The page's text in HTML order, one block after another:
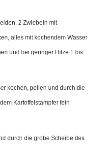
2 Zwiebeln mit
alles mit kochendem Wasser
und bei geringer Hitze 1 bis
kochen, pellen und durch die
Kartoffelstampfer fein
durch die grobe Scheibe des